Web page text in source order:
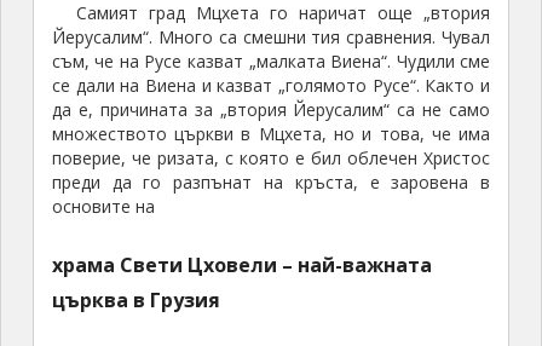
Самият град Мцхета го наричат още „втория
Йерусалим“. Много са смешни тия сравнения. Чувал
съм, че на Русе казват „малката Виена“. Чудили сме
се дали на Виена и казват „голямото Русе“. Както и
да е, причината за „втория Йерусалим“ са не само
множеството църкви в Мцхета, но и това, че има
поверие, че ризата, с която е бил облечен Христос
преди да го разпънат на кръста, е заровена в
основите на
храма Свети Цховели – най-важната
църква в Грузия